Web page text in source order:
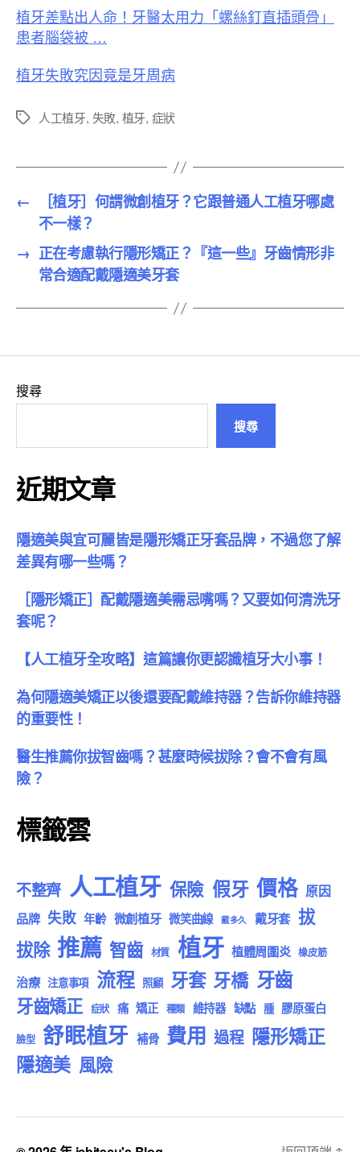
植牙差點出人命！牙醫太用力「螺絲釘直插頭骨」
患者腦袋被 …
植牙失敗究因竟是牙周病
標
人工植牙, 失敗, 植牙, 症狀
←
［植牙］何謂微創植牙？它跟普通人工植牙哪處
不一樣？
→ 正在考慮執行隱形矯正？『這一些』牙齒情形非
常合適配戴隱適美牙套
搜尋
搜尋
近期文章
隱適美與宜可麗皆是隱形矯正牙套品牌，不過您了解
差異有哪一些嗎？
［隱形矯正］配戴隱適美需忌嘴嗎？又要如何清洗牙
套呢？
【人工植牙全攻略】這篇讓你更認識植牙大小事！
為何隱適美矯正以後還要配戴維持器？告訴你維持器
的重要性！
醫生推薦你拔智齒嗎？甚麼時候拔除？會不會有風
險？
標籤雲
不整齊 人工植牙 保險 假牙 價格 原因
品牌 失敗 年齡 微創植牙 微笑曲線 戴多久 戴牙套 拔
拔除 推薦 智齒 材質 植牙 植體周圍炎 橡皮筋
治療 注意事項 流程 照顧 牙套 牙橋 牙齒
牙齒矯正 症狀 痛 矯正 種類 維持器 缺點 腫 膠原蛋白
臉型 舒眠植牙 補骨 費用 過程 隱形矯正
隱適美 風險